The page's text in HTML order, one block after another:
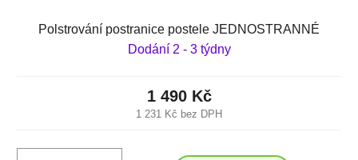
Polstrování postranice postele JEDNOSTRANNÉ
Dodání 2 - 3 týdny
1 231 Kč bez DPH
1 490 Kč